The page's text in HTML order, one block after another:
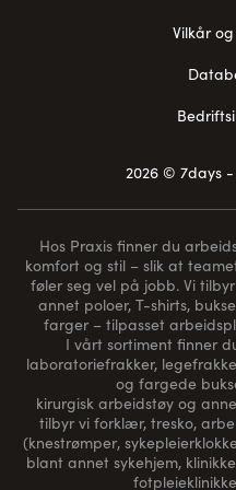
Vilkår
2026 © 7days
Hos Praxis finner du
komfort og stil – slik at
føler seg vel på jobb. Vi
annet poloer, T-shirts,
farger – tilpasset
I vårt sortiment finner
laboratoriefrakker,
og fargede
kirurgisk arbeidstøy og
tilbyr vi forklær, tresko,
(knestrømper,
blant annet sykehjem,